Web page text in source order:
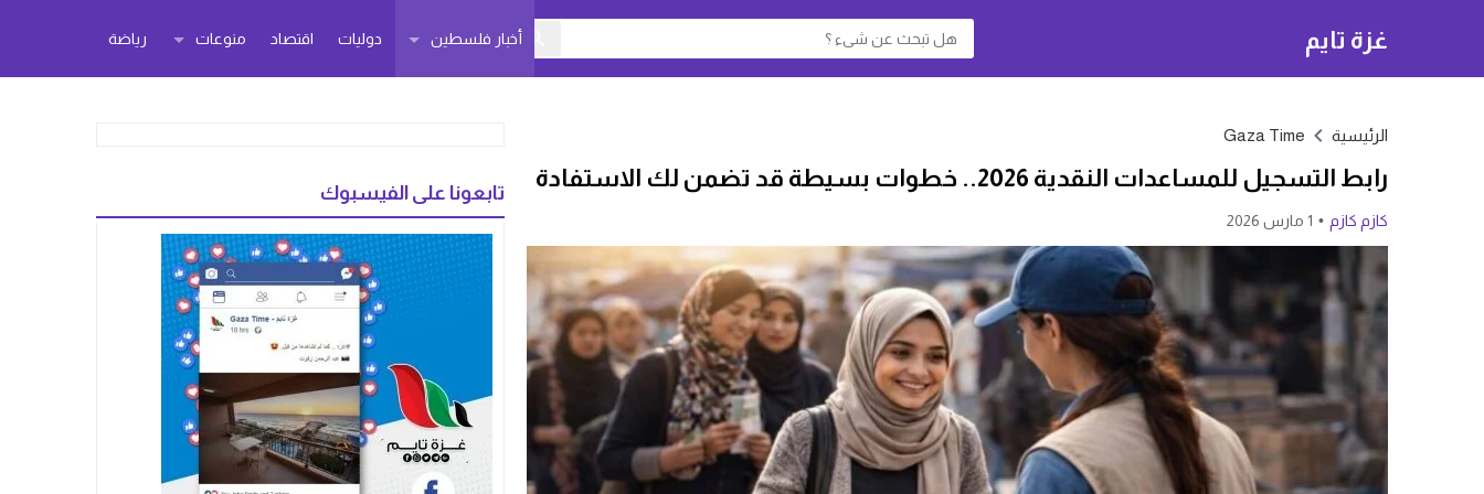
غزة تايم أخبار فلسطين دوليات اقتصاد منوعات رياضة
الرئيسية Gaza Time
رابط التسجيل للمساعدات النقدية 2026.. خطوات بسيطة قد تضمن لك الاستفادة
كازم كازم 1 مارس 2026
تابعونا على الفيسبوك